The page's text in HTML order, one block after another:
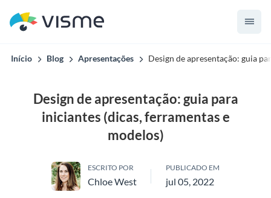
Início Blog Apresentações Design de apresentação: guia
Design de apresentação: guia para
iniciantes (dicas, ferramentas e
modelos)
ESCRITO POR
Chloe West
PUBLICADO EM
jul 05, 2022